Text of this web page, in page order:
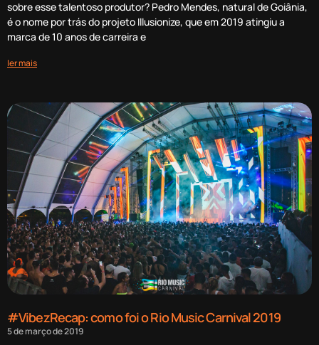
sobre esse talentoso produtor? Pedro Mendes, natural de Goiânia,
é o nome por trás do projeto Illusionize, que em 2019 atingiu a
marca de 10 anos de carreira e
ler mais
#VibezRecap: como foi o Rio Music Carnival 2019
5 de março de 2019